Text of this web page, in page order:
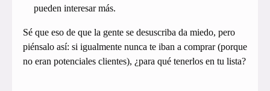
pueden interesar más.
Sé que eso de que la gente se desuscriba da miedo, pero
piénsalo así: si igualmente nunca te iban a comprar (porque
no eran potenciales clientes), ¿para qué tenerlos en tu lista?